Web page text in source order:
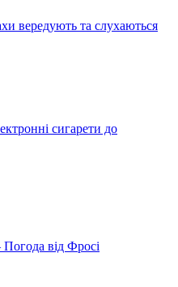
вередують та слухаються
сигарети до
від Фросі